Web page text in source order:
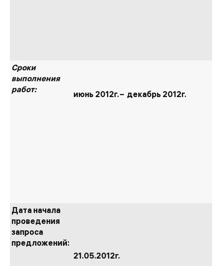
Сроки
выполнения
работ:
июнь 2012г. – декабрь 2012г.
Дата начала
проведения
запроса
предложений:
21.05.2012г.